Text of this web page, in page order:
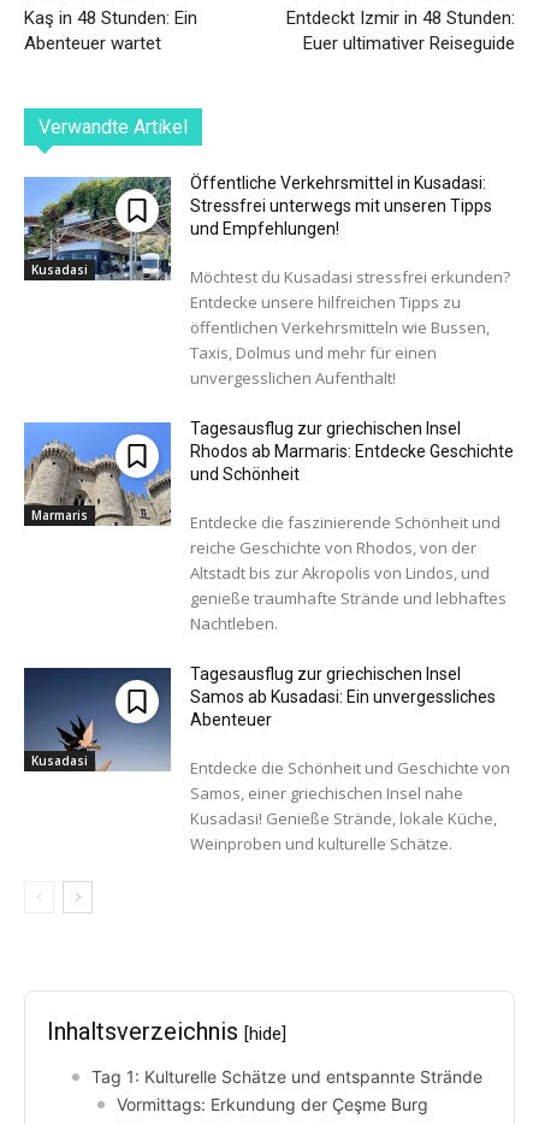
Kaş in 48 Stunden: Ein
Abenteuer wartet
Entdeckt Izmir in 48 Stunden:
Euer ultimativer Reiseguide
Verwandte Artikel
Kusadasi
Öffentliche Verkehrsmittel in Kusadasi:
Stressfrei unterwegs mit unseren Tipps
und Empfehlungen!
Möchtest du Kusadasi stressfrei erkunden?
Entdecke unsere hilfreichen Tipps zu
öffentlichen Verkehrsmitteln wie Bussen,
Taxis, Dolmus und mehr für einen
unvergesslichen Aufenthalt!
Marmaris
Tagesausflug zur griechischen Insel
Rhodos ab Marmaris: Entdecke Geschichte
und Schönheit
Entdecke die faszinierende Schönheit und
reiche Geschichte von Rhodos, von der
Altstadt bis zur Akropolis von Lindos, und
genieße traumhafte Strände und lebhaftes
Nachtleben.
Kusadasi
Tagesausflug zur griechischen Insel
Samos ab Kusadasi: Ein unvergessliches
Abenteuer
Entdecke die Schönheit und Geschichte von
Samos, einer griechischen Insel nahe
Kusadasi! Genieße Strände, lokale Küche,
Weinproben und kulturelle Schätze.
Inhaltsverzeichnis [hide]
Tag 1: Kulturelle Schätze und entspannte Strände
Vormittags: Erkundung der Çeşme Burg